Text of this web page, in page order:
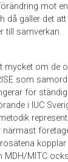
mot
då gäller det
till samverkan.
mycket om de
som
för
i IUC
MDH/MITC